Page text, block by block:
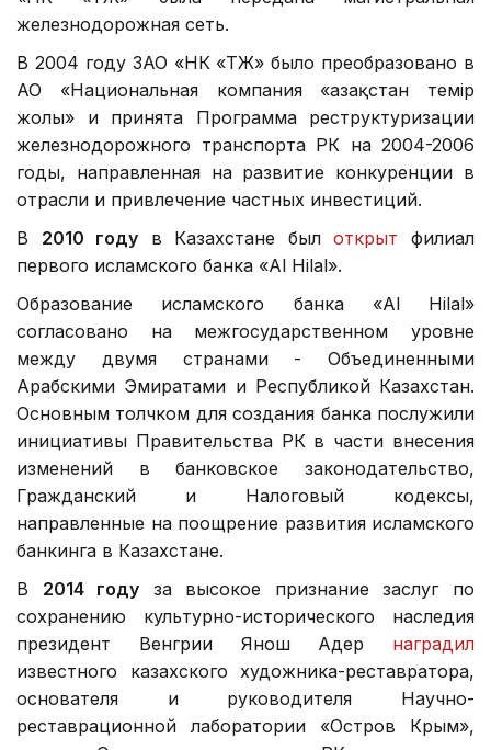
железнодорожная сеть.
В 2004 году ЗАО «НК «ҚТЖ» было преобразовано в
АО «Национальная компания «Қазақстан темір
жолы» и принята Программа реструктуризации
железнодорожного транспорта РК на 2004-2006
годы, направленная на развитие конкуренции в
отрасли и привлечение частных инвестиций.
В 2010 году в Казахстане былоткрытфилиал
первого исламского банка «Al Hilal».
Образование исламского банка «Al Hilal»
согласовано на межгосударственном уровне
между двумя странами - Объединенными
Арабскими Эмиратами и Республикой Казахстан.
Основным толчком для создания банка послужили
инициативы Правительства РК в части внесения
изменений в банковское законодательство,
Гражданский и Налоговый кодексы,
направленные на поощрение развития исламского
банкинга в Казахстане.
В 2014 году за высокое признание заслуг по
сохранению культурно-исторического наследия
президент Венгрии Янош Адер наградил
известного казахского художника-реставратора,
основателя и руководителя Научно-
реставрационной лаборатории «Остров Крым»,